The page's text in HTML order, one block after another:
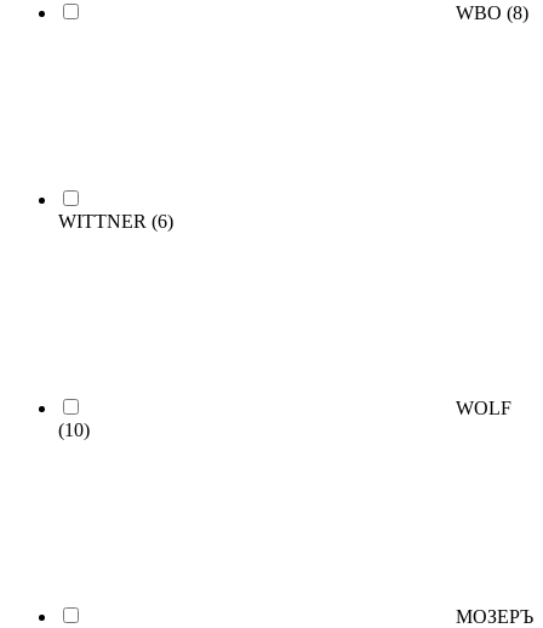
WBO (8)
WITTNER (6)
WOLF
(10)
МОЗЕРЪ